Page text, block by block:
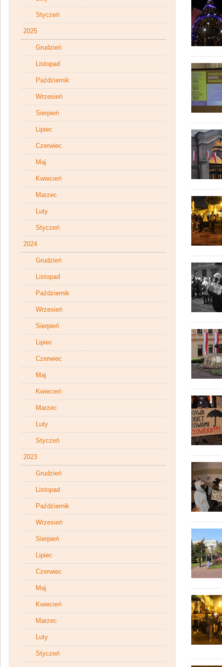
Styczeń
2025
Grudzień
Listopad
Październik
Wrzesień
Sierpień
Lipiec
Czerwiec
Maj
Kwiecień
Marzec
Luty
Styczeń
2024
Grudzień
Listopad
Październik
Wrzesień
Sierpień
Lipiec
Czerwiec
Maj
Kwiecień
Marzec
Luty
Styczeń
2023
Grudzień
Listopad
Październik
Wrzesień
Sierpień
Lipiec
Czerwiec
Maj
Kwiecień
Marzec
Luty
Styczeń